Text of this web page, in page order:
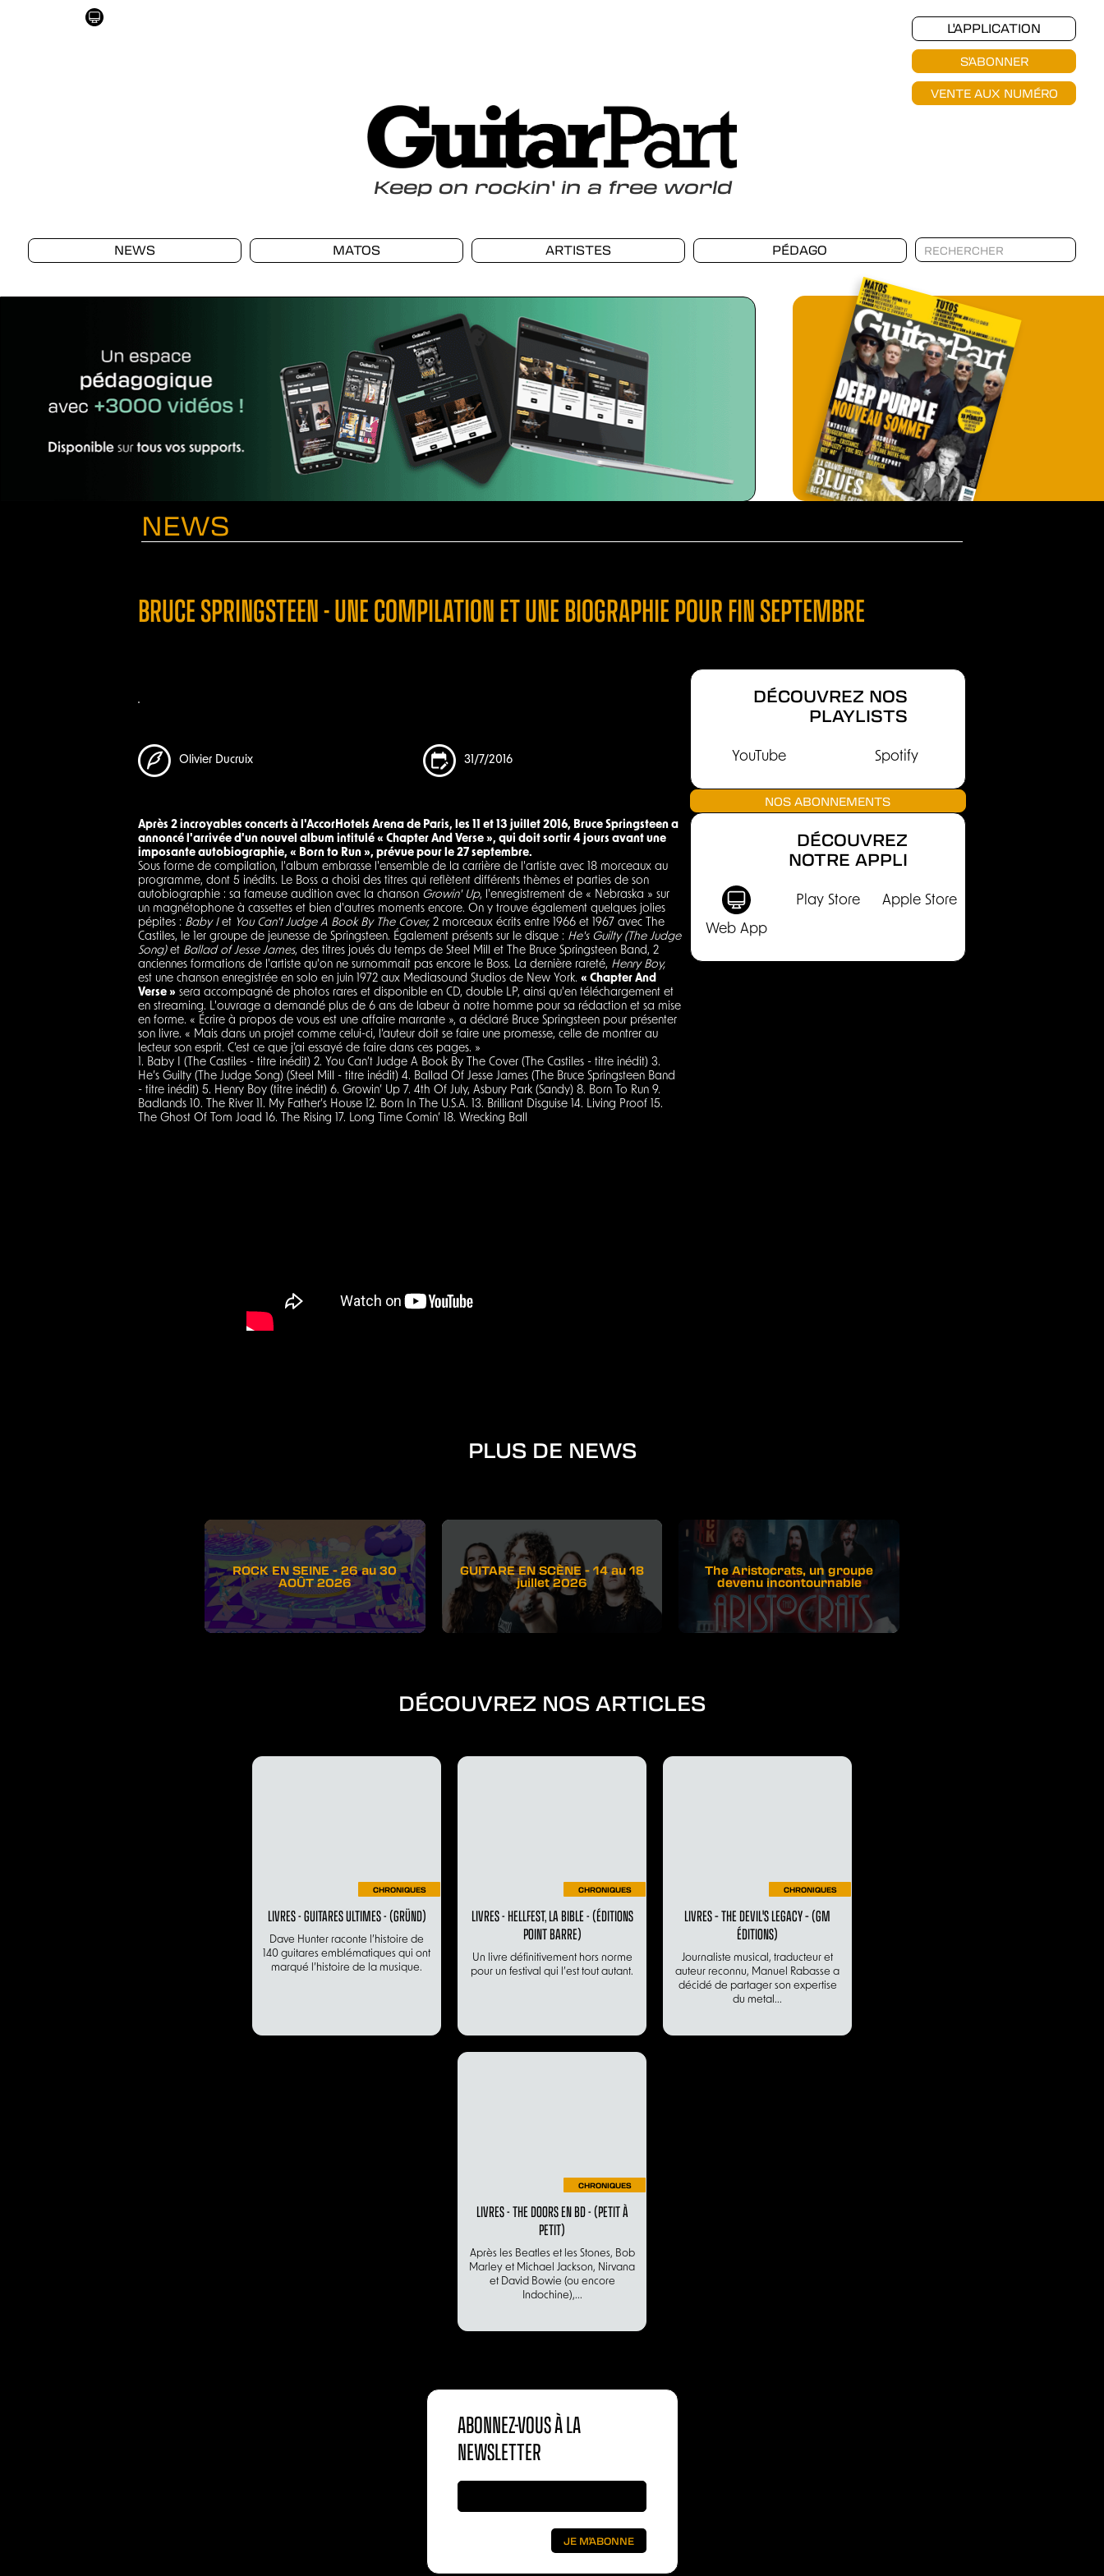
L'APPLICATION
S'ABONNER
VENTE AUX NUMÉRO
Keepon rockin' in a free world
NEWS MATOS ARTISTES PÉDAGO
NEWS
BRUCE SPRINGSTEEN - UNE COMPILATION ET UNE BIOGRAPHIE POUR FIN SEPTEMBRE
Olivier Ducruix 31/7/2016
Après 2 incroyables concerts à l'AccorHotels Arena de Paris, les 11 et 13 juillet 2016, Bruce Springsteen a
annoncé l'arrivée d'un nouvel album intitulé « Chapter And Verse », qui doit sortir 4 jours avant une
imposante autobiographie, « Born to Run », prévue pour le 27 septembre.
Sous forme de compilation, l'album embrasse l'ensemble de la carrière de l'artiste avec 18 morceaux au
programme, dont 5 inédits. Le Boss a choisi des titres qui reflètent différents thèmes et parties de son
autobiographie : sa fameuse audition avec la chanson Growin' Up, l'enregistrement de « Nebraska » sur
un magnétophone à cassettes et bien d'autres moments encore. On y trouve également quelques jolies
pépites : Baby I et You Can't Judge A Book By The Cover, 2 morceaux écrits entre 1966 et 1967 avec The
Castiles, le 1er groupe de jeunesse de Springsteen. Également présents sur le disque : He's Guilty (The Judge
Song)et Ballad of Jesse James, des titres joués du temps de Steel Mill et The Bruce Springsteen Band, 2
anciennes formations de l'artiste qu'on ne surnommait pas encore le Boss. La dernière rareté, Henry Boy,
est une chanson enregistrée en solo en juin 1972 aux Mediasound Studios de New York. « Chapter And
Verse » sera accompagné de photos rares et disponible en CD, double LP, ainsi qu'en téléchargement et
en streaming. L'ouvrage a demandé plus de 6 ans de labeur à notre homme pour sa rédaction et sa mise
en forme. « Écrire à propos de vous est une affaire marrante », a déclaré Bruce Springsteen pour présenter
son livre. « Mais dans un projet comme celui-ci, l’auteur doit se faire une promesse, celle de montrer au
lecteur son esprit. C’est ce que j’ai essayé de faire dans ces pages. »
1. Baby I (The Castiles - titre inédit) 2. You Can’t Judge A Book By The Cover (The Castiles - titre inédit) 3.
He’s Guilty (The Judge Song) (Steel Mill - titre inédit) 4. Ballad Of Jesse James (The Bruce Springsteen Band
- titre inédit) 5. Henry Boy (titre inédit) 6. Growin’ Up 7. 4th Of July, Asbury Park (Sandy) 8. Born To Run 9.
Badlands 10. The River 11. My Father’s House 12. Born In The U.S.A. 13. Brilliant Disguise 14. Living Proof 15.
The Ghost Of Tom Joad 16. The Rising 17. Long Time Comin’ 18. Wrecking Ball
DÉCOUVREZ NOS
PLAYLISTS
YouTube Spotify
NOS ABONNEMENTS
DÉCOUVREZ
NOTRE APPLI
Web App
Play Store Apple Store
PLUS DE NEWS
ROCK EN SEINE - 26 au 30
AOÛT 2026
GUITARE EN SCÈNE - 14 au 18
juillet 2026
The Aristocrats, un groupe
devenu incontournable
DÉCOUVREZ NOS ARTICLES
CHRONIQUES
LIVRES - GUITARES ULTIMES - (GRÜND)
Dave Hunter raconte l’histoire de
140 guitares emblématiques qui ont
marqué l’histoire de la musique.
CHRONIQUES
LIVRES - HELLFEST, LA BIBLE - (ÉDITIONS
POINT BARRE)
Un livre définitivement hors norme
pour un festival qui l’est tout autant.
CHRONIQUES
LIVRES – THE DEVIL'S LEGACY – (GM
ÉDITIONS)
Journaliste musical, traducteur et
auteur reconnu, Manuel Rabasse a
décidé de partager son expertise
du metal...
CHRONIQUES
LIVRES - THE DOORS EN BD - (PETIT À
PETIT)
Après les Beatles et les Stones, Bob
Marley et Michael Jackson, Nirvana
et David Bowie (ou encore
Indochine),...
ABONNEZ-VOUS À LA
NEWSLETTER